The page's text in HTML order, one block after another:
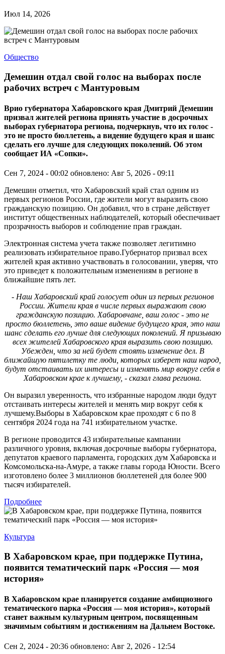
Июл 14, 2026
Общество
Демешин отдал свой голос на выборах после
рабочих встреч с Мантуровым
Врио губернатора Хабаровского края Дмитрий Демешин
призвал жителей региона принять участие в досрочных
выборах губернатора региона, подчеркнув, что их голос -
это не просто бюллетень, а видение будущего края и шанс
сделать его лучше для следующих поколений. Об этом
сообщает ИА «Сопки».
Сен 7, 2024 - 00:02 обновлено: Авг 5, 2026 - 09:11
Демешин отметил, что Хабаровский край стал одним из
первых регионов России, где жители могут выразить свою
гражданскую позицию. Он добавил, что в стране действует
институт общественных наблюдателей, который обеспечивает
прозрачность выборов и соблюдение прав граждан.
Электронная система учета также позволяет легитимно
реализовать избирательное право.Губернатор призвал всех
жителей края активно участвовать в голосовании, уверяя, что
это приведет к положительным изменениям в регионе в
ближайшие пять лет.
- Наш Хабаровский край голосует один из первых регионов
России. Жители края в числе первых выражают свою
гражданскую позицию. Хабаровчане, ваш голос - это не
просто бюллетень, это ваше видение будущего края, это наш
шанс сделать его лучше для следующих поколений. Я призываю
всех жителей Хабаровского края выразить свою позицию.
Убежден, что за ней будет стоять изменение дел. В
ближайшую пятилетку те люди, которых изберет наш народ,
будут отстаивать их интересы и изменять мир вокруг себя в
Хабаровском крае к лучшему, - сказал глава региона.
Он выразил уверенность, что избранные народом люди будут
отстаивать интересы жителей и менять мир вокруг себя к
лучшему.Выборы в Хабаровском крае проходят с 6 по 8
сентября 2024 года на 741 избирательном участке.
В регионе проводится 43 избирательные кампании
различного уровня, включая досрочные выборы губернатора,
депутатов краевого парламента, городских дум Хабаровска и
Комсомольска-на-Амуре, а также главы города Юности. Всего
изготовлено более 3 миллионов бюллетеней для более 900
тысяч избирателей.
Подробнее
Культура
В Хабаровском крае, при поддержке Путина,
появится тематический парк «Россия — моя
история»
В Хабаровском крае планируется создание амбициозного
тематического парка «Россия — моя история», который
станет важным культурным центром, посвященным
значимым событиям и достижениям на Дальнем Востоке.
Сен 2, 2024 - 20:36 обновлено: Авг 2, 2026 - 12:54